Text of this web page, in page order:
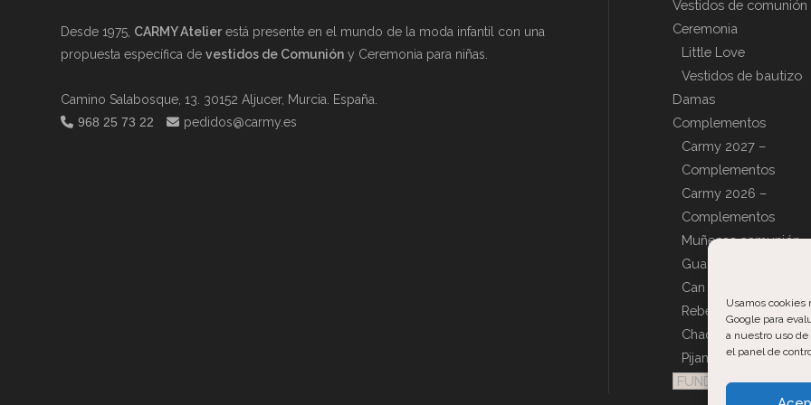
Usamos
Google para
a nuestro uso de
el panel de
Desde 1975, CARMY Atelier está presente en el mundo de la moda infantil con una
propuesta específica devestidos de Comunión y Ceremonia para niñas.
Camino Salabosque, 13. 30152 Aljucer, Murcia. España.
968 25 73 22
pedidos@carmy.es
Vestidos de comunión
Ceremonia
Little Love
Vestidos de bautizo
Damas
Complementos
Carmy 2027 –
Complementos
Carmy 2026 –
Complementos
Muñecas comunión
Guantes de comunión
Can can
Rebecas, Capas y
Chaquetas de
Pijamas
FUNDAS